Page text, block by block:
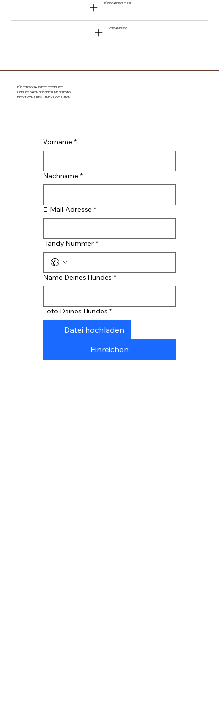
RÜCKGABERICHTLINIE
VERSANDINFO
FÜR PERSONALISIERTE PRODUKTE
HIER IHRE DATEN EINGEBEN UND EIN FOTO
DIREKT VON IHREM HANDY HOCHLADEN
Vorname *
Nachname *
E-Mail-Adresse *
Handy Nummer *
Name Deines Hundes *
Foto Deines Hundes *
Datei hochladen
Einreichen